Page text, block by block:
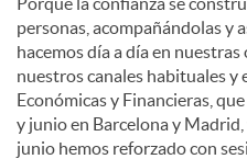
personas, acompañándolas y
hacemos día a día en
nuestros canales habituales y
Económicas y Financieras,
y junio en Barcelona y
junio hemos reforzado con